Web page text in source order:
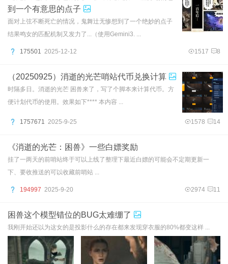
到一个有意思的点子
面对上弦不断死亡的情况，鬼舞辻无惨想到了一个绝妙的点子
结果鸣女的匹配机制又发力了...（使用Gemini3. ...
175501 2025-12-12 1517 8
（20250925）消逝的光芒哨站代币兑换计算
时隔多日。消逝的光芒 困兽来了，写了个脚本来计算代币。方
便计划代币的使用。效果如下**** 本内容 ...
1757671 2025-9-25 1578 14
《消逝的光芒：困兽》一些白嫖奖励
挂了一两天的前哨站终于可以上线了整理下最近白嫖的可能会不定期更新一
下、要收推送的可以收藏前哨站 ...
194997 2025-9-20 2974 11
困兽这个模型错位的BUG太难绷了
我刚开始还以为这女的是投影什么的存在都来发现穿衣服的80%都变这样 ...